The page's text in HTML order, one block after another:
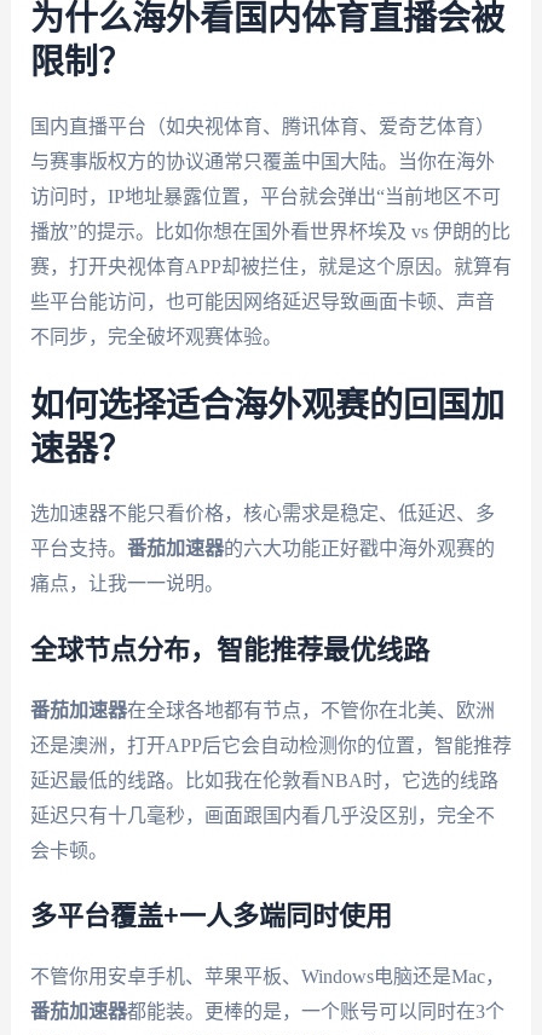
为什么海外看国内体育直播会被
限制？
国内直播平台（如央视体育、腾讯体育、爱奇艺体育）
与赛事版权方的协议通常只覆盖中国大陆。当你在海外
访问时，IP地址暴露位置，平台就会弹出“当前地区不可
播放”的提示。比如你想在国外看世界杯埃及 vs 伊朗的比
赛，打开央视体育APP却被拦住，就是这个原因。就算有
些平台能访问，也可能因网络延迟导致画面卡顿、声音
不同步，完全破坏观赛体验。
如何选择适合海外观赛的回国加
速器？
选加速器不能只看价格，核心需求是稳定、低延迟、多
平台支持。 番茄加速器的六大功能正好戳中海外观赛的
痛点，让我一一说明。
全球节点分布，智能推荐最优线路
番茄加速器在全球各地都有节点，不管你在北美、欧洲
还是澳洲，打开APP后它会自动检测你的位置，智能推荐
延迟最低的线路。比如我在伦敦看NBA时，它选的线路
延迟只有十几毫秒，画面跟国内看几乎没区别，完全不
会卡顿。
多平台覆盖+一人多端同时使用
不管你用安卓手机、苹果平板、Windows电脑还是Mac，
番茄加速器都能装。更棒的是，一个账号可以同时在3个